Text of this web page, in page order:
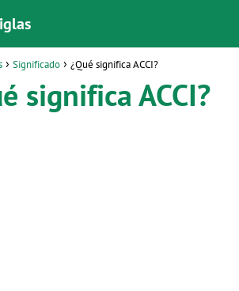
Significado ¿Qué significa ACCI?
significa ACCI?